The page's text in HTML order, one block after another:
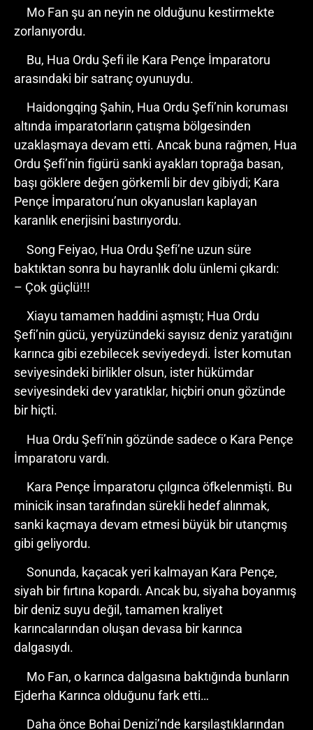
Mo Fan şu an neyin ne olduğunu kestirmekte
zorlanıyordu.
Bu, Hua Ordu Şefi ile Kara Pençe İmparatoru
arasındaki bir satranç oyunuydu.
Haidongqing Şahin, Hua Ordu Şefi’nin koruması
altında imparatorların çatışma bölgesinden
uzaklaşmaya devam etti. Ancak buna rağmen, Hua
Ordu Şefi’nin figürü sanki ayakları toprağa basan,
başı göklere değen görkemli bir dev gibiydi; Kara
Pençe İmparatoru’nun okyanusları kaplayan
karanlık enerjisini bastırıyordu.
Song Feiyao, Hua Ordu Şefi’ne uzun süre
baktıktan sonra bu hayranlık dolu ünlemi çıkardı:
– Çok güçlü!!!
Xiayu tamamen haddini aşmıştı; Hua Ordu
Şefi’nin gücü, yeryüzündeki sayısız deniz yaratığını
karınca gibi ezebilecek seviyedeydi. İster komutan
seviyesindeki birlikler olsun, ister hükümdar
seviyesindeki dev yaratıklar, hiçbiri onun gözünde
bir hiçti.
Hua Ordu Şefi’nin gözünde sadece o Kara Pençe
İmparatoru vardı.
Kara Pençe İmparatoru çılgınca öfkelenmişti. Bu
minicik insan tarafından sürekli hedef alınmak,
sanki kaçmaya devam etmesi büyük bir utançmış
gibi geliyordu.
Sonunda, kaçacak yeri kalmayan Kara Pençe,
siyah bir fırtına kopardı. Ancak bu, siyaha boyanmış
bir deniz suyu değil, tamamen kraliyet
karıncalarından oluşan devasa bir karınca
dalgasıydı.
Mo Fan, o karınca dalgasına baktığında bunların
Ejderha Karınca olduğunu fark etti…
Daha önce Bohai Denizi’nde karşılaştıklarından